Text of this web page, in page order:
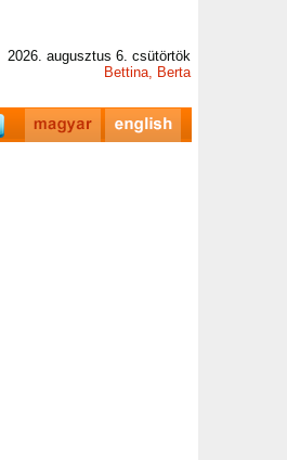
2026. augusztus 6. csütörtök
Bettina, Berta